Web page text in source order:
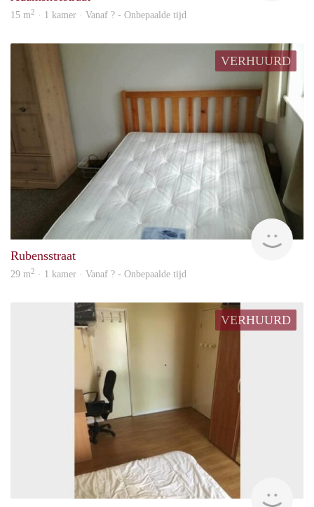
15 m2 · 1 kamer · Vanaf ? - Onbepaalde tijd
VERHUURD
Rubensstraat
29 m2 · 1 kamer · Vanaf ? - Onbepaalde tijd
VERHUURD